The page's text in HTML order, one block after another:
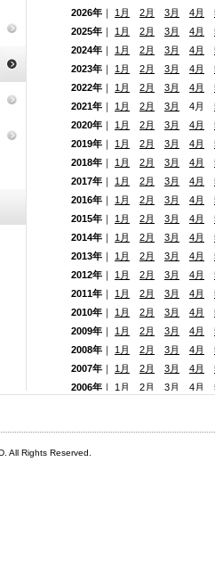
2026年 ｜ 1月 2月 3月 4月
2025年 ｜ 1月 2月 3月 4月
2024年 ｜ 1月 2月 3月 4月
2023年 ｜ 1月 2月 3月 4月
2022年 ｜ 1月 2月 3月 4月
2021年 ｜ 1月 2月 3月 4月
2020年 ｜ 1月 2月 3月 4月
2019年 ｜ 1月 2月 3月 4月
2018年 ｜ 1月 2月 3月 4月
2017年 ｜ 1月 2月 3月 4月
2016年 ｜ 1月 2月 3月 4月
2015年 ｜ 1月 2月 3月 4月
2014年 ｜ 1月 2月 3月 4月
2013年 ｜ 1月 2月 3月 4月
2012年 ｜ 1月 2月 3月 4月
2011年 ｜ 1月 2月 3月 4月
2010年 ｜ 1月 2月 3月 4月
2009年 ｜ 1月 2月 3月 4月
2008年 ｜ 1月 2月 3月 4月
2007年 ｜ 1月 2月 3月 4月
2006年 ｜ 1月 2月 3月 4月
All Rights Reserved.